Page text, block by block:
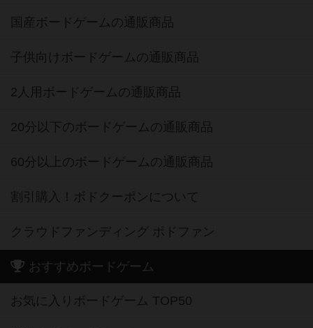
国産ボードゲームの通販商品
子供向けボードゲームの通販商品
2人用ボードゲームの通販商品
20分以下のボードゲームの通販商品
60分以上のボードゲームの通販商品
割引購入！ボドクーポンについて
クラウドファンディング ボドファン
おすすめボードゲーム
お気に入りボードゲーム TOP50